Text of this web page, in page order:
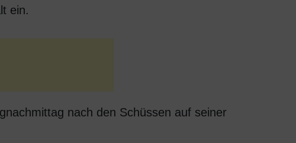
ein.
nach den Schüssen auf seiner